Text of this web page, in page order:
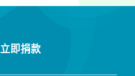
立即捐款